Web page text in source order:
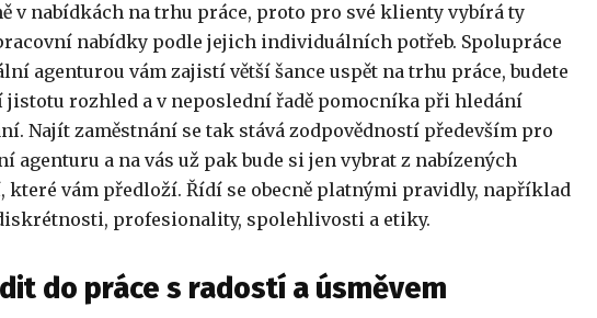
v nabídkách na trhu práce, proto pro své klienty vybírá ty
nabídky podle jejich individuálních potřeb. Spolupráce
agenturou vám zajistí větší šance uspět na trhu práce, budete
jistotu rozhled a v neposlední řadě pomocníka při hledání
Najít zaměstnání se tak stává zodpovědností především pro
agenturu a na vás už pak bude si jen vybrat z nabízených
které vám předloží. Řídí se obecně platnými pravidly, například
profesionality, spolehlivosti a etiky.
do práce s radostí a úsměvem